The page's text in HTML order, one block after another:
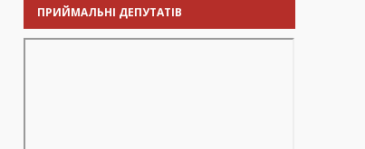
ПРИЙМАЛЬНІ ДЕПУТАТІВ